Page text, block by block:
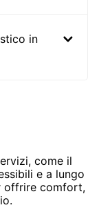
in
come il
e a lungo
offrire comfort,